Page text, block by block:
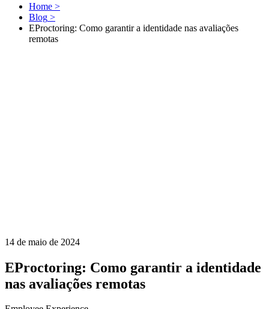
Home >
Blog >
EProctoring: Como garantir a identidade nas avaliações
remotas
14 de maio de 2024
EProctoring: Como garantir a identidade
nas avaliações remotas